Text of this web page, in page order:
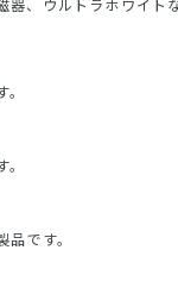
器、ウルトラホワイト
です。